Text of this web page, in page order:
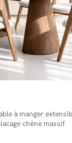
à manger
chêne massif